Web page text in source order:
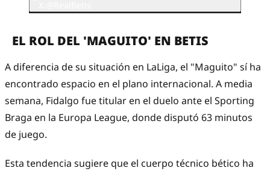
EL ROL DEL 'MAGUITO' EN BETIS
A diferencia de su situación en LaLiga, el "Maguito" sí ha
encontrado espacio en el plano internacional. A media
semana, Fidalgo fue titular en el duelo ante el Sporting
Braga en la Europa League, donde disputó 63 minutos
de juego.
Esta tendencia sugiere que el cuerpo técnico bético ha